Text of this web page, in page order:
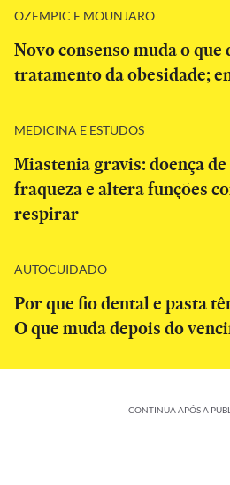
OZEMPIC E MOUNJARO
Novo consenso muda o que
tratamento da obesidade;
MEDICINA E ESTUDOS
Miastenia gravis: doença
fraqueza e altera funções
respirar
AUTOCUIDADO
Por que fio dental e pasta
O que muda depois do
CONTINUA APÓS A